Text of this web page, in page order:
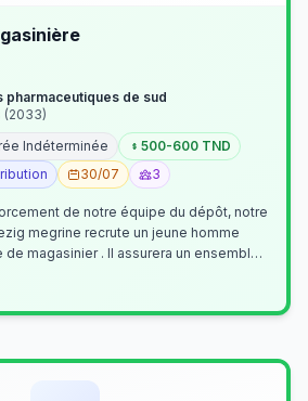
de sud
(2033)
Indéterminée
500-600 TND
30/07 3
de notre équipe du dépôt, notre
megrine recrute un jeune homme
magasinier . Il assurera un ensemble